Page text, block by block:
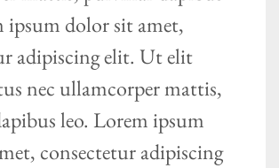
ipsum dolor sit amet,
adipiscing elit. Ut elit
nec ullamcorper mattis,
leo. Lorem ipsum
consectetur adipiscing